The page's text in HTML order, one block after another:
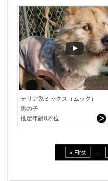
テリア系ミックス（ムック）
男の子
推定年齢8才位
« First ...